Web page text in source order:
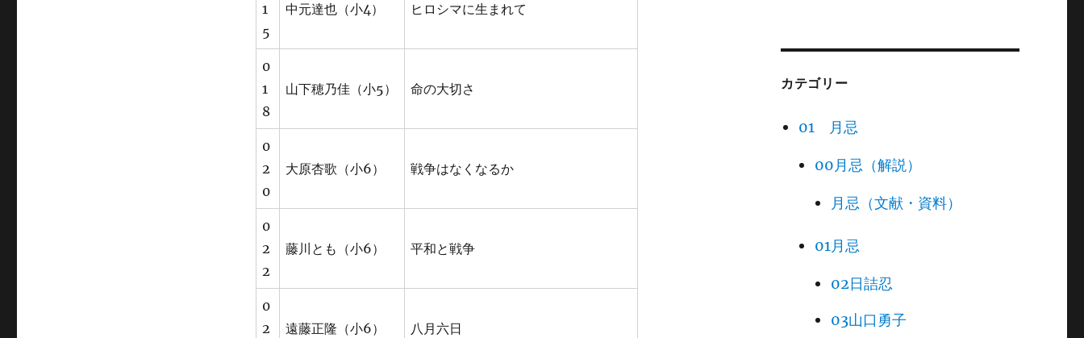
1
5
中元達也（小4） ヒロシマに生まれて
0
1
8
山下穂乃佳（小5） 命の大切さ
0
2
0
大原杏歌（小6） 戦争はなくなるか
0
2
2
藤川とも（小6） 平和と戦争
0
2
遠藤正隆（小6） 八月六日
カテゴリー
01 月忌
00月忌（解説）
月忌（文献・資料）
01月忌
02日詰忍
03山口勇子